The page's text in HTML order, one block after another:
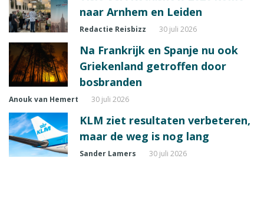
naar Arnhem en Leiden
Redactie Reisbizz 30 juli 2026
Na Frankrijk en Spanje nu ook
Griekenland getroffen door
bosbranden
Anouk van Hemert 30 juli 2026
KLM ziet resultaten verbeteren,
maar de weg is nog lang
Sander Lamers 30 juli 2026